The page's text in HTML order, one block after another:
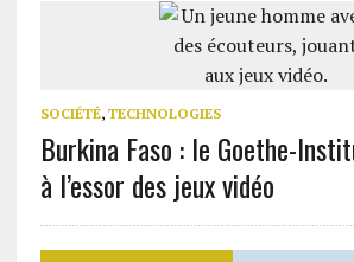
SOCIÉTÉ, TECHNOLOGIES
Burkina Faso : le Goethe-
à l’essor des jeux vidéo